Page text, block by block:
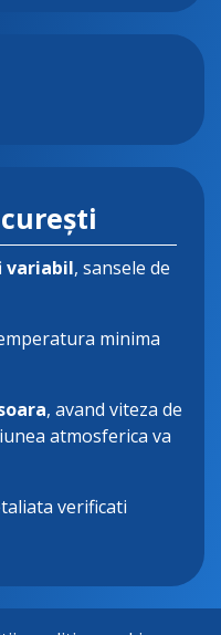
variabil, sansele de
minima
, avand viteza de
atmosferica va
verificati